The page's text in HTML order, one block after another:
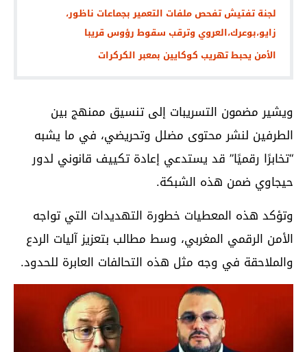
لجنة تفتيش تفحص ملفات التعمير بجماعات ناظور،
زايو،بوعرك،العروي وترقب سقوط رؤوس قريبا
الأمن يحبط تهريب كوكايين بمعبر الكركرات‎
ويشير مضمون التسريبات إلى تنسيق ممنهج بين
الطرفين لنشر محتوى مضلل وتحريضي، في ما يشبه
“تخابرًا رقميًا” قد يستدعي إعادة تكييف قانوني لدور
حيجاوي ضمن هذه الشبكة.
وتؤكد هذه المعطيات خطورة التهديدات التي تواجه
الأمن الرقمي المغربي، وسط مطالب بتعزيز آليات الردع
والملاحقة في وجه مثل هذه التحالفات العابرة للحدود.